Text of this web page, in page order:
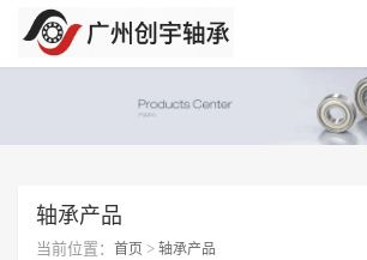
轴承产品
当前位置： 首页 > 轴承产品